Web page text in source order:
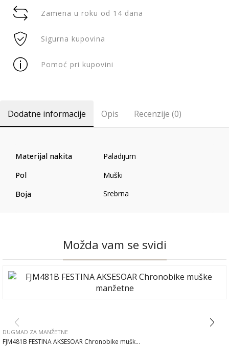
Zamena u roku od 14 dana
Sigurna kupovina
Pomoć pri kupovini
Dodatne informacije Opis Recenzije (0)
Materijal nakita Paladijum
Pol Muški
Boja Srebrna
Možda vam se svidi
DUGMAD ZA MANŽETNE
FJM481B FESTINA AKSESOAR Chronobike mušk...